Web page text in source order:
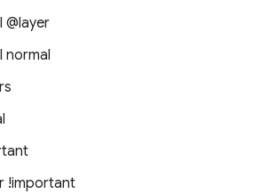
@layer
normal
!important